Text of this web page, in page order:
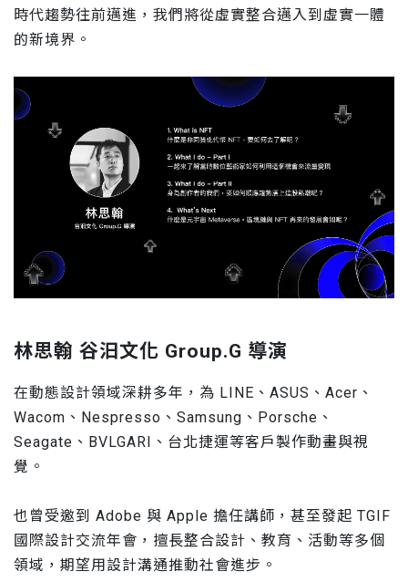
時代趨勢往前邁進，我們將從虛實整合邁入到虛實一體
的新境界。
林思翰 谷汩文化 Group.G 導演
在動態設計領域深耕多年，為 LINE、ASUS、Acer、
Wacom、Nespresso、Samsung、Porsche、
Seagate、BVLGARI、台北捷運等客戶製作動畫與視
覺。
也曾受邀到 Adobe 與 Apple 擔任講師，甚至發起 TGIF
國際設計交流年會，擅長整合設計、教育、活動等多個
領域，期望用設計溝通推動社會進步。